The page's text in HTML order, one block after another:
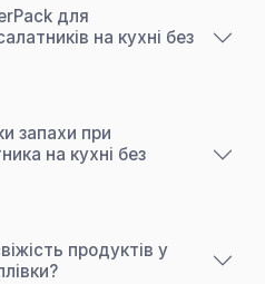
для
на кухні без
запахи при
на кухні без
продуктів у